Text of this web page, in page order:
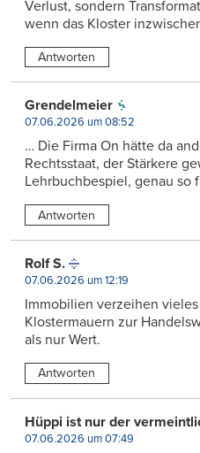
Verlust, sondern
wenn das Kloster
Antworten
Grendelmeier
07.06.2026 um 08:52
… Die Firma On hätte da
Rechtsstaat, der Stärkere
Lehrbuchbespiel, genau so
Antworten
Rolf S.
07.06.2026 um 12:19
Immobilien verzeihen
Klostermauern zur
als nur Wert.
Antworten
Hüppi ist nur der
07.06.2026 um 07:49